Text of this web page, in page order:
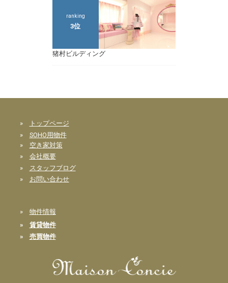
ranking
3位
猪村ビルディング
»
トップページ
» SOHO用物件
» 空き家対策
» 会社概要
»
スタッフブログ
» お問い合わせ
» 物件情報
» 賃貸物件
» 売買物件